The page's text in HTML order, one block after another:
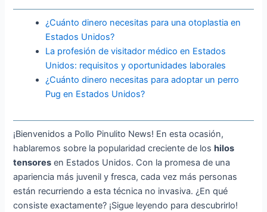
¿Cuánto dinero necesitas para una otoplastia en
Estados Unidos?
La profesión de visitador médico en Estados
Unidos: requisitos y oportunidades laborales
¿Cuánto dinero necesitas para adoptar un perro
Pug en Estados Unidos?
¡Bienvenidos a Pollo Pinulito News! En esta ocasión,
hablaremos sobre la popularidad creciente de loshilos
tensores en Estados Unidos. Con la promesa de una
apariencia más juvenil y fresca, cada vez más personas
están recurriendo a esta técnica no invasiva. ¿En qué
consiste exactamente? ¡Sigue leyendo para descubrirlo!